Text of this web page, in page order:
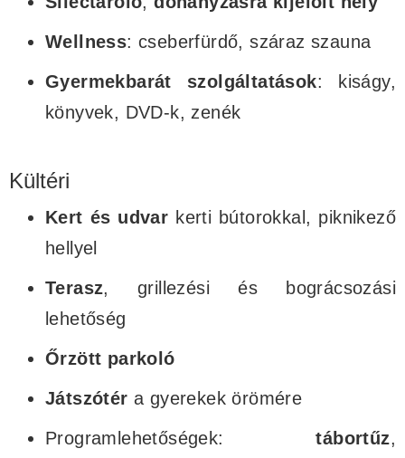
Wellness: cseberfürdő, száraz szauna
Gyermekbarát szolgáltatások: kiságy,
könyvek, DVD-k, zenék
Kültéri
Kert és udvar kerti bútorokkal, piknikező
hellyel
Terasz, grillezési és bográcsozási
lehetőség
Őrzött parkoló
Játszótér a gyerekek örömére
Programlehetőségek:tábortűz,